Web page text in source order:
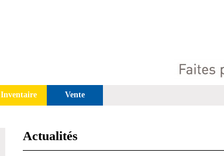
Inventaire Vente
Actualités